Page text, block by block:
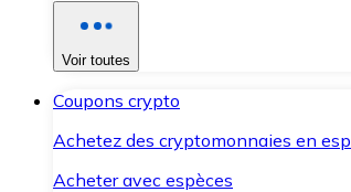
Voir toutes
Coupons crypto
Achetez des cryptomonnaies en
Acheter avec espèces